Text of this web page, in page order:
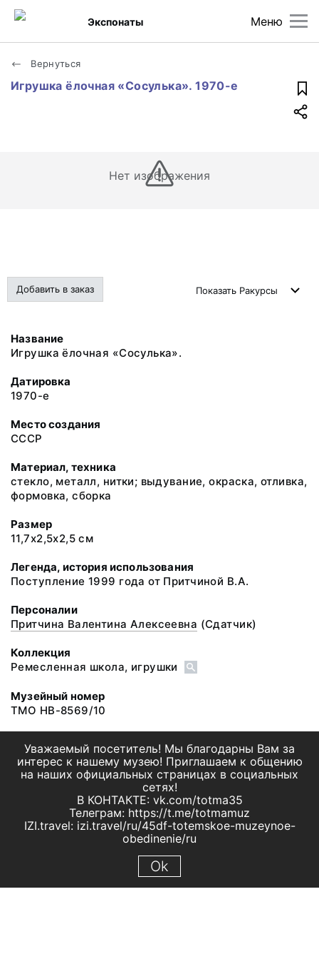
Меню
Экспонаты
Вернуться
Игрушка ёлочная «Сосулька». 1970-е
Нет изображения
Добавить в заказ Показать Ракурсы
Название
Игрушка ёлочная «Сосулька».
Датировка
1970-е
Место создания
СССР
Материал, техника
стекло, металл, нитки; выдувание, окраска, отливка,
формовка, сборка
Размер
11,7х2,5х2,5 см
Легенда, история использования
Поступление 1999 года от Притчиной В.А.
Персоналии
Притчина Валентина Алексеевна (Сдатчик)
Коллекция
Ремесленная школа, игрушки
Музейный номер
ТМО НВ-8569/10
Уважаемый посетитель! Мы благодарны Вам за
интерес к нашему музею! Приглашаем к общению
на наших официальных страницах в социальных
сетях!
В КОНТАКТЕ: vk.com/totma35
Телеграм: https://t.me/totmamuz
IZI.travel: izi.travel/ru/45df-totemskoe-muzeynoe-
obedinenie/ru
Ok